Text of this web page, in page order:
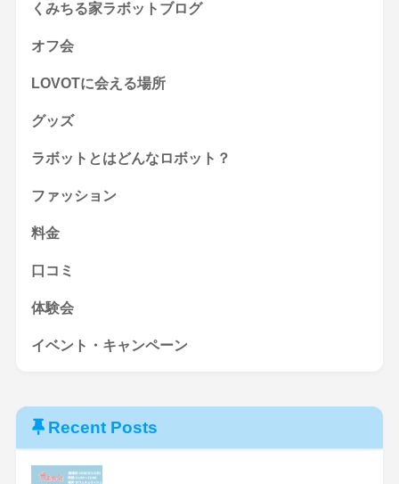
くみちる家ラボットブログ
オフ会
LOVOTに会える場所
グッズ
ラボットとはどんなロボット？
ファッション
料金
口コミ
体験会
イベント・キャンペーン
Recent Posts